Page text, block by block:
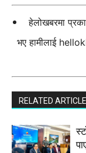
हेलोखबरमा
भए हामीलाई
RELATED